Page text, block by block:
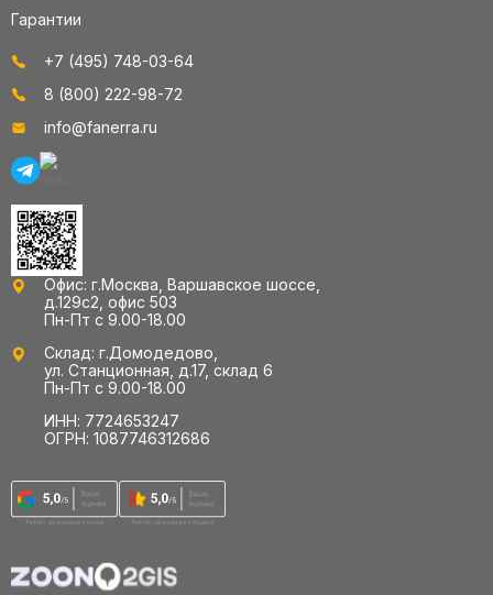
Гарантии
+7 (495) 748-03-64
8 (800) 222-98-72
info@fanerra.ru
Офис: г.Москва, Варшавское шоссе,
д.129с2, офис 503
Пн-Пт с 9.00-18.00
Склад: г.Домодедово,
ул. Станционная, д.17, склад 6
Пн-Пт с 9.00-18.00
ИНН: 7724653247
ОГРН: 1087746312686